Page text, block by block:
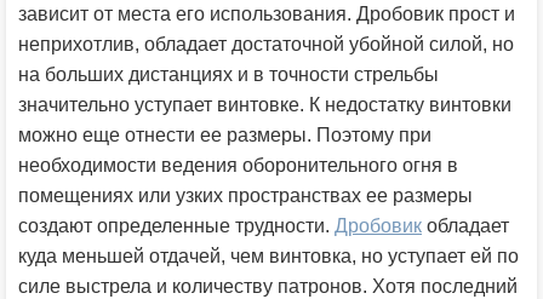
зависит от места его использования. Дробовик прост и
неприхотлив, обладает достаточной убойной силой, но
на больших дистанциях и в точности стрельбы
значительно уступает винтовке. К недостатку винтовки
можно еще отнести ее размеры. Поэтому при
необходимости ведения оборонительного огня в
помещениях или узких пространствах ее размеры
создают определенные трудности. Дробовик обладает
куда меньшей отдачей, чем винтовка, но уступает ей по
силе выстрела и количеству патронов. Хотя последний